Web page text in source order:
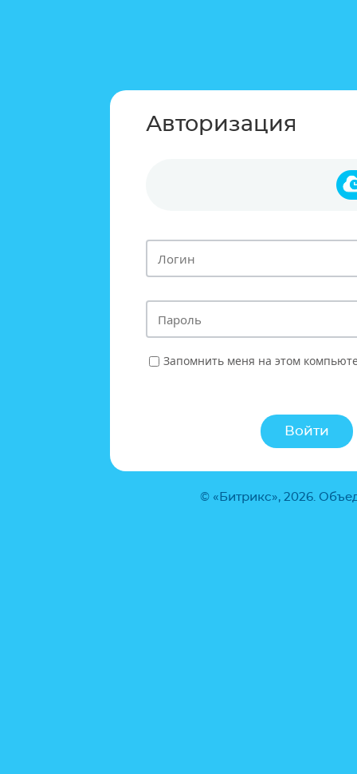
Авторизация
Запомнить меня на этом
© «Битрикс», 2026.